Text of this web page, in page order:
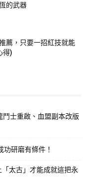
的武器
薦，只要一招紅技就能
得)
鬥士重啟、血盟副本改版
研磨有條件！
太古」才能成就這把永